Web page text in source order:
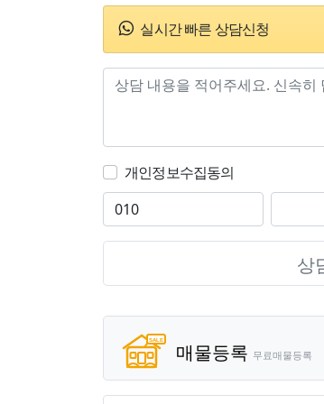
실시간 빠른 상담신청
개인정보수집동의
상
매물등록 무료매물등록